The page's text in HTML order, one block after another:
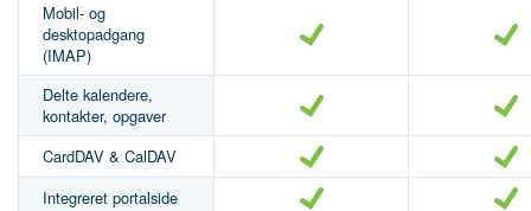
Mobil- og
desktopadgang
(IMAP)
Delte kalendere,
kontakter, opgaver
CardDAV & CalDAV
Integreret portalside